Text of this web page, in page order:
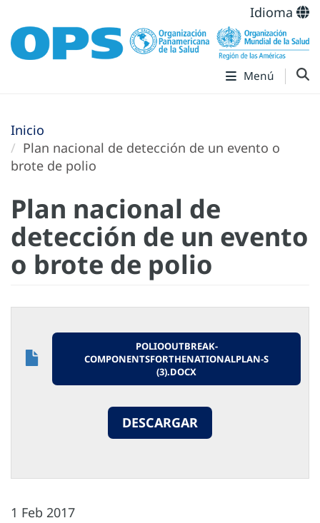
Idioma
Menú
Inicio
Plan nacional de detección de un evento o
brote de polio
Plan nacional de
detección de un evento
o brote de polio
POLIOOUTBREAK-
COMPONENTSFORTHENATIONALPLAN-S
(3).DOCX
DESCARGAR
1 Feb 2017